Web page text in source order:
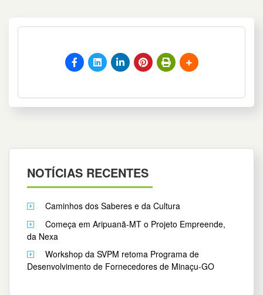
NOTÍCIAS RECENTES
Caminhos dos Saberes e da Cultura
Começa em Aripuanã-MT o Projeto Empreende,
da Nexa
Workshop da SVPM retoma Programa de
Desenvolvimento de Fornecedores de Minaçu-GO